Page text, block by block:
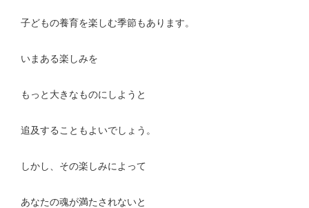
子どもの養育を楽しむ季節もあります。
いまある楽しみを
もっと大きなものにしようと
追及することもよいでしょう。
しかし、その楽しみによって
あなたの魂が満たされないと